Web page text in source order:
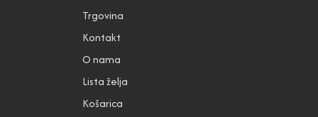
Trgovina
Kontakt
O nama
Lista želja
Košarica